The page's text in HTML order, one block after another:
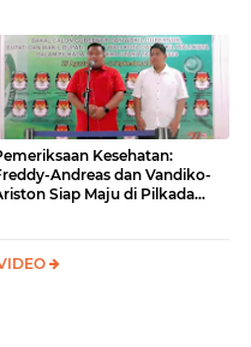
Kesehatan:
Andreas dan Vandiko-
Siap Maju di Pilkada